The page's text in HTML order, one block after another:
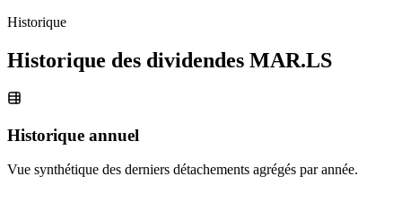
Historique
Historique des dividendes MAR.LS
Historique annuel
Vue synthétique des derniers détachements agrégés par année.